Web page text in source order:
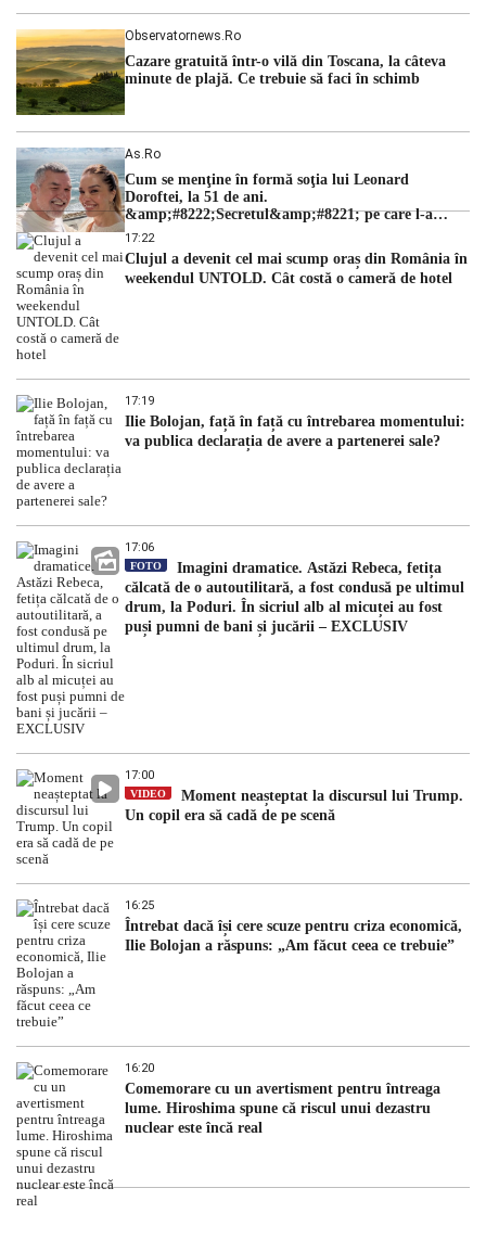
Observatornews.ro
Cazare gratuită într-o vilă din Toscana, la câteva
minute de plajă. Ce trebuie să faci în schimb
As.ro
Cum se menţine în formă soţia lui Leonard
Doroftei, la 51 de ani.
&amp;#8222;Secretul&amp;#8221; pe care l-a
dezvăluit
17:22
Clujul a devenit cel mai scump oraș din România în
weekendul UNTOLD. Cât costă o cameră de hotel
17:19
Ilie Bolojan, față în față cu întrebarea momentului:
va publica declarația de avere a partenerei sale?
17:06
FOTO
Imagini dramatice. Astăzi Rebeca, fetița
călcată de o autoutilitară, a fost condusă pe ultimul
drum, la Poduri. În sicriul alb al micuței au fost
puși pumni de bani și jucării – EXCLUSIV
17:00
VIDEO
Moment neașteptat la discursul lui Trump.
Un copil era să cadă de pe scenă
16:25
Întrebat dacă își cere scuze pentru criza economică,
Ilie Bolojan a răspuns: „Am făcut ceea ce trebuie”
16:20
Comemorare cu un avertisment pentru întreaga
lume. Hiroshima spune că riscul unui dezastru
nuclear este încă real